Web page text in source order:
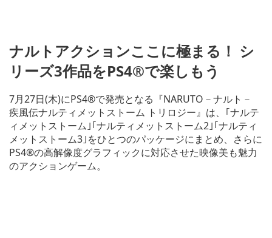
ナルトアクションここに極まる！ シ
リーズ3作品をPS4®で楽しもう
7月27日(木)にPS4®で発売となる『NARUTO－ナルト－
疾風伝ナルティメットストーム トリロジー』は、｢ナルテ
ィメットストーム｣｢ナルティメットストーム2｣｢ナルティ
メットストーム3｣をひとつのパッケージにまとめ、さらに
PS4®の高解像度グラフィックに対応させた映像美も魅力
のアクションゲーム。